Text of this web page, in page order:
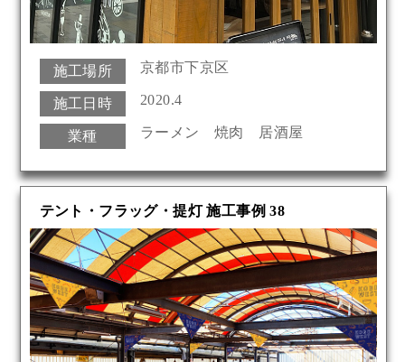
施工場所 京都市下京区
施工日時 2020.4
業種 ラーメン 焼肉 居酒屋
テント・フラッグ・提灯 施工事例 38